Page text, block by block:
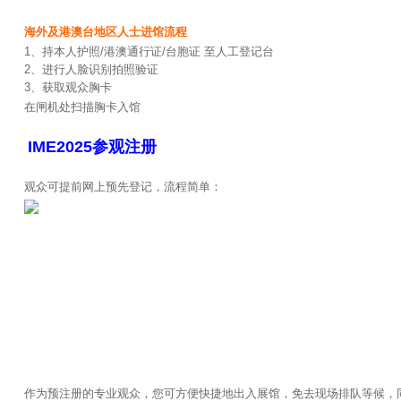
海外及港澳台地区人士进馆流程
1、持本人护照/港澳通行证/台胞证 至人工登记台
2、进行人脸识别拍照验证
3、获取观众胸卡
在闸机处扫描胸卡入馆
IME2025参观注册
观众可提前网上预先登记，流程简单：
作为预注册的专业观众，您可方便快捷地出入展馆，免去现场排队等候